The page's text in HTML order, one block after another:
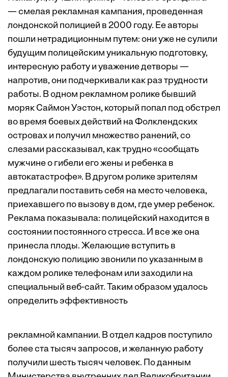
— смелая рекламная кампания, проведенная
лондонской полицией в 2000 году. Ее авторы
пошли нетрадиционным путем: они уже не сулили
будущим полицейским уникальную подготовку,
интересную работу и уважение детворы —
напротив, они подчеркивали как раз трудности
работы. В одном рекламном ролике бывший
моряк Саймон Уэстон, который попал под обстрел
во время боевых действий на Фолклендских
островах и получил множество ранений, со
слезами рассказывал, как трудно «сообщать
мужчине о гибели его жены и ребенка в
автокатастрофе». В другом ролике зрителям
предлагали поставить себя на место человека,
приехавшего по вызову в дом, где умер ребенок.
Реклама показывала: полицейский находится в
состоянии постоянного стресса. И все же она
принесла плоды. Желающие вступить в
лондонскую полицию звонили по указанным в
каждом ролике телефонам или заходили на
специальный веб-сайт. Таким образом удалось
определить эффективность
рекламной кампании. В отдел кадров поступило
более ста тысяч запросов, и желанную работу
получили шесть тысяч человек. По данным